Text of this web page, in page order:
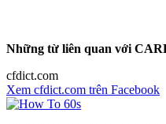
Những từ liên quan với
cfdict.com
Xem cfdict.com trên Facebook